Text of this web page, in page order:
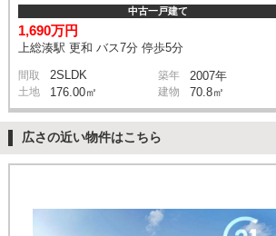
中古一戸建て
1,690万円
上総湊駅 更和 バス7分 停歩5分
間取 2SLDK 築年 2007年
土地 176.00㎡ 建物 70.8㎡
広さの近い物件はこちら